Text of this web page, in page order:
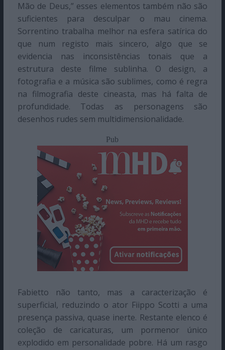
Mão de Deus,” esses elementos também não são
suficientes para desculpar o mau cinema.
Sorrentino trabalha melhor na esfera satírica do
que num registo mais sincero, algo que se
evidencia nas inconsistências tonais que a
estrutura deste filme sublinha. O design, a
fotografia e a música são sublimes, como é regra
na filmografia deste cineasta, mas há falta de
profundidade. Todas as personagens são
desenhos rudes sem multidimensionalidade.
Pub
Fabietto não tanto, mas a caracterização é
superficial, reduzindo o ator Fiippo Scotti a uma
presença passiva, quase inerte. Restante elenco é
coleção de caricaturas, um pormenor único
explodido em personalidade pobre. Há um rasgo